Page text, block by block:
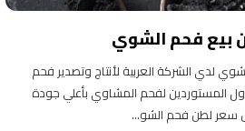
الشوي لدي الشركة العربية لأنتاج وتصدير فحم
المستوردين لفحم المشاوي بأعلي جودة
سعر لطن فحم الشو...